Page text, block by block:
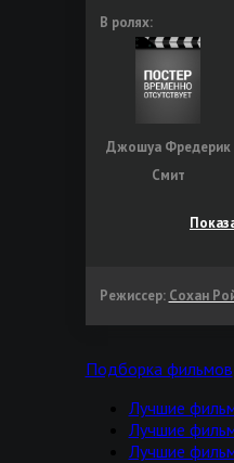
В ролях:
Джошуа Фредерик
Смит
Режиссер: Сохан
Подборка фильмов
Лучшие
Лучшие
Лучшие